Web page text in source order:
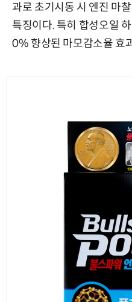
과로 초기시동 시 엔진 마
특징이다. 특히 합성오일
0% 향상된 마모감소율 효